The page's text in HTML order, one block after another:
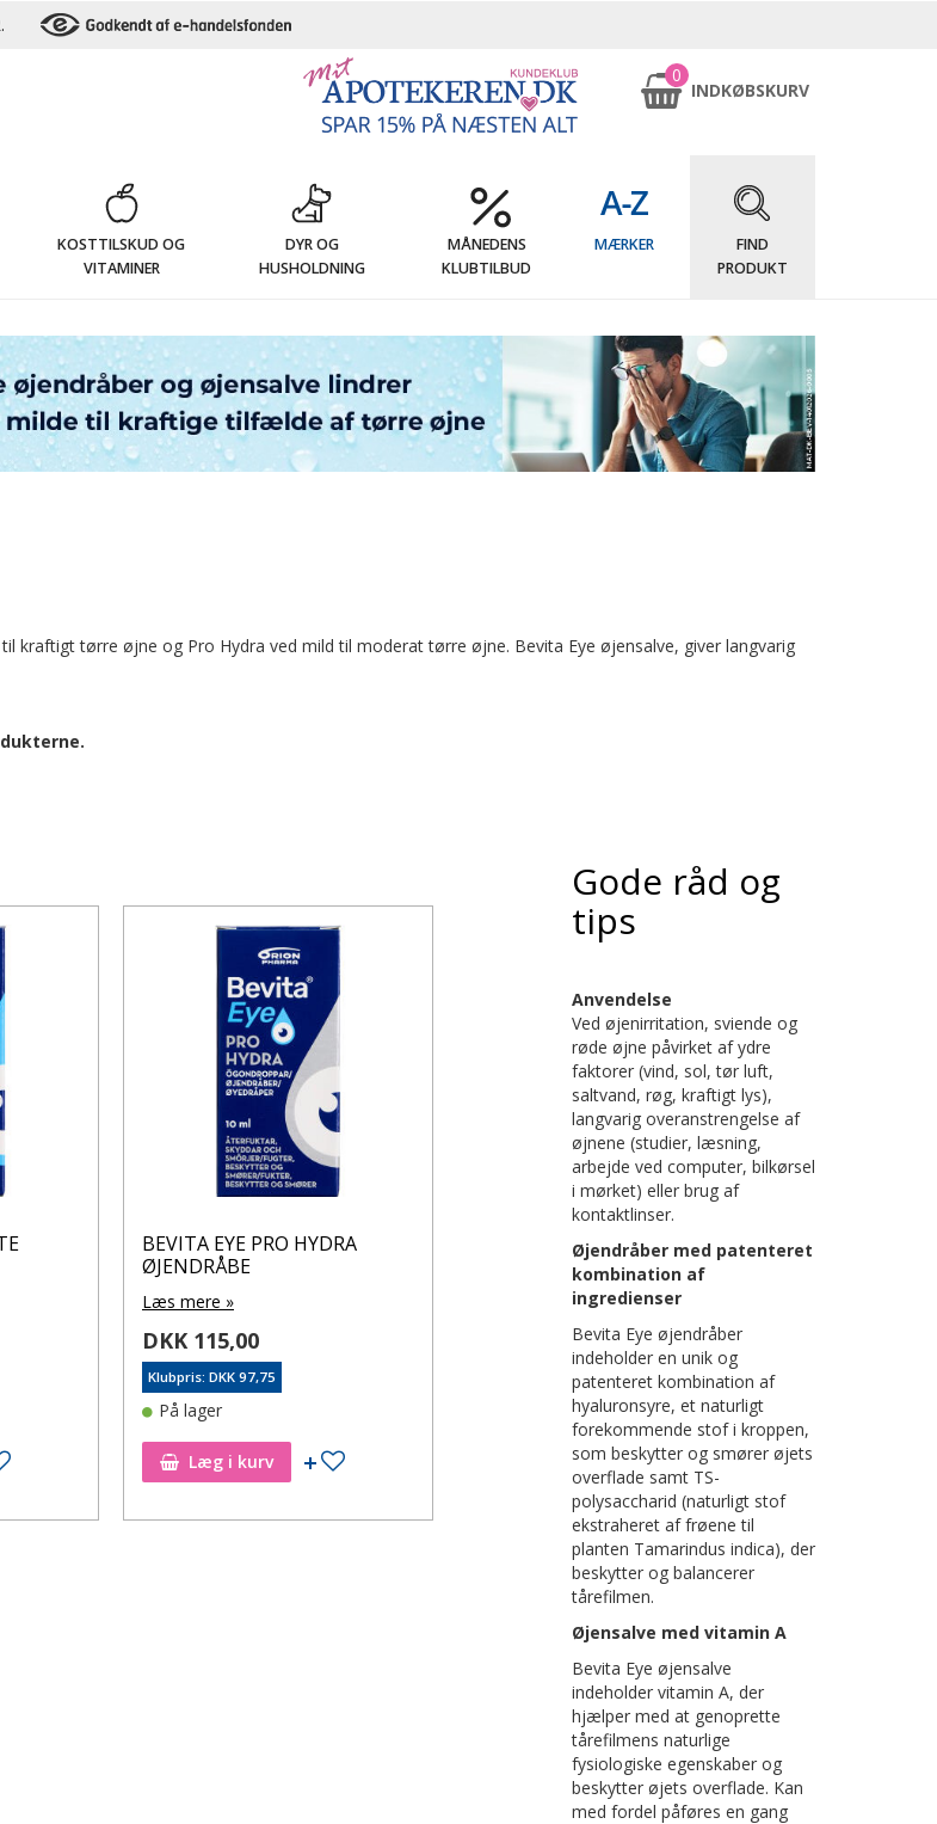
0
INDKØBSKURV
KOSTTILSKUD OG
VITAMINER
DYR OG
HUSHOLDNING
MÅNEDENS
KLUBTILBUD
MÆRKER
FIND
PRODUKT
kraftigt tørre øjne og Pro Hydra ved mild til moderat tørre øjne. Bevita Eye øjensalve, giver langvarig
Tilføj til ønskeseddel
BEVITA EYE PRO HYDRA
ØJENDRÅBE
Læs mere »
DKK 115,00
Klubpris: DKK 97,75
På lager
Læg i kurv Tilføj til ønskeseddel
Gode råd og
tips
Anvendelse
Ved øjenirritation, sviende og
røde øjne påvirket af ydre
faktorer (vind, sol, tør luft,
saltvand, røg, kraftigt lys),
langvarig overanstrengelse af
øjnene (studier, læsning,
arbejde ved computer, bilkørsel
i mørket) eller brug af
kontaktlinser.
Øjendråber med patenteret
kombination af
ingredienser
Bevita Eye øjendråber
indeholder en unik og
patenteret kombination af
hyaluronsyre, et naturligt
forekommende stof i kroppen,
som beskytter og smører øjets
overflade samt TS-
polysaccharid (naturligt stof
ekstraheret af frøene til
planten Tamarindus indica), der
beskytter og balancerer
tårefilmen.
Øjensalve med vitamin A
Bevita Eye øjensalve
indeholder vitamin A, der
hjælper med at genoprette
tårefilmens naturlige
fysiologiske egenskaber og
beskytter øjets overflade. Kan
med fordel påføres en gang